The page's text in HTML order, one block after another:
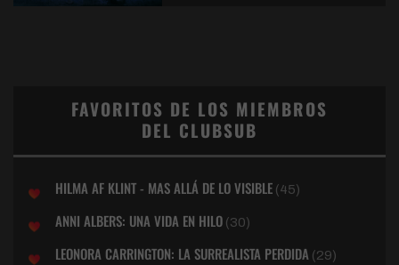
FAVORITOS DE LOS MIEMBROS
DEL CLUBSUB
HILMA AF KLINT - MAS ALLÁ DE LO VISIBLE (45)
ANNI ALBERS: UNA VIDA EN HILO (30)
LEONORA CARRINGTON: LA SURREALISTA PERDIDA (29)